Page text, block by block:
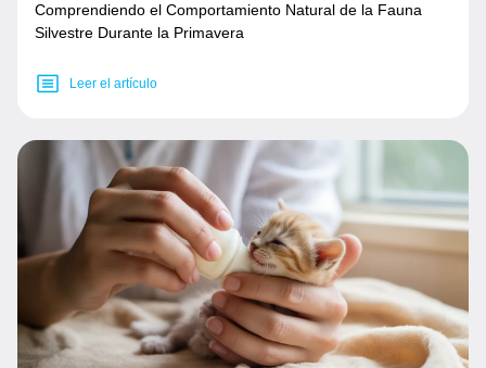
Comprendiendo el Comportamiento Natural de la Fauna
Silvestre Durante la Primavera
Leer el artículo